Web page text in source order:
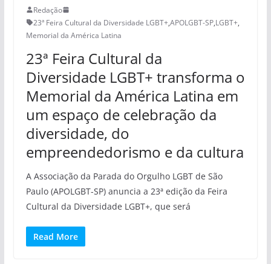
Redação
23ª Feira Cultural da Diversidade LGBT+,APOLGBT-SP,LGBT+,
Memorial da América Latina
23ª Feira Cultural da
Diversidade LGBT+ transforma o
Memorial da América Latina em
um espaço de celebração da
diversidade, do
empreendedorismo e da cultura
A Associação da Parada do Orgulho LGBT de São
Paulo (APOLGBT-SP) anuncia a 23ª edição da Feira
Cultural da Diversidade LGBT+, que será
Read More